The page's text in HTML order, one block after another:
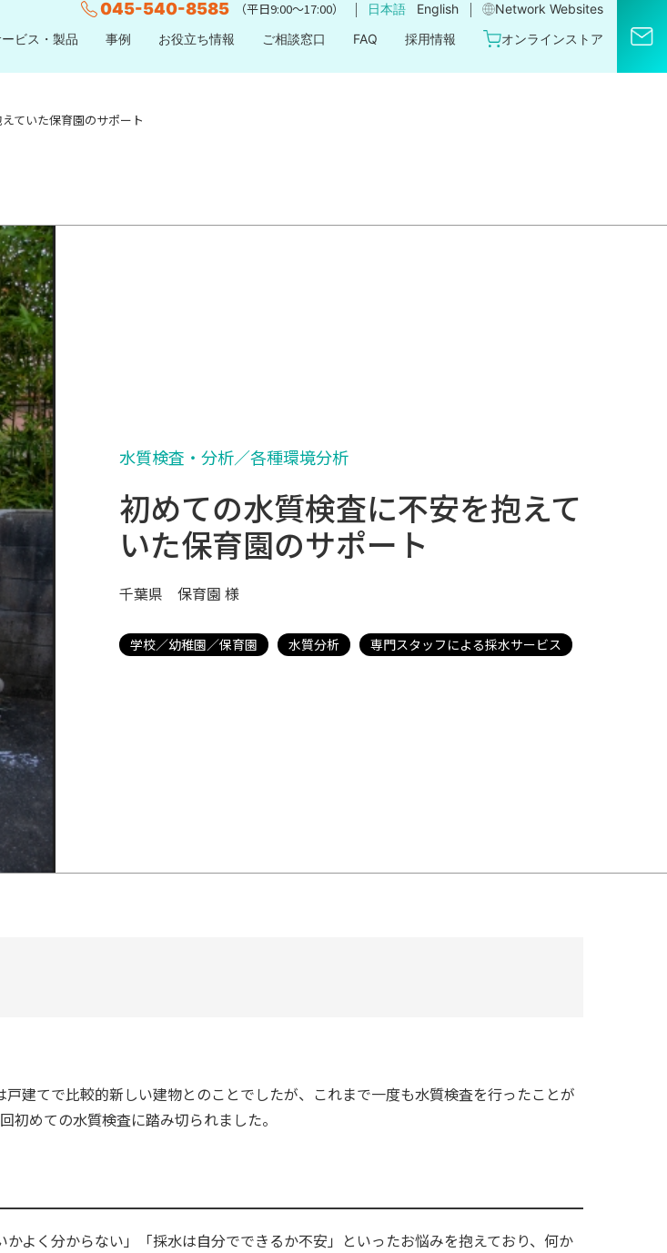
045-540-8585 （平日9:00〜17:00） ｜ 日本語 English ｜
Network Websites​
ビス・製品 事例 お役立ち情報 ご相談窓口 FAQ 採用情報 オンラインストア
ていた保育園のサポート
水質検査・分析／各種環境分析
初めての水質検査に不安を抱えて
いた保育園のサポート
千葉県 保育園 様
学校／幼稚園／保育園 水質分析 専門スタッフによる採水サービス
建てで比較的新しい建物とのことでしたが、これまで一度も水質検査を行ったことが
めての水質検査に踏み切られました。
よく分からない」「採水は自分でできるか不安」といったお悩みを抱えており、何か